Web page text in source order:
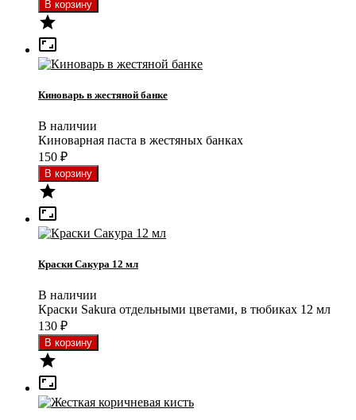


Киноварь в жестяной банке
В наличии
Киноварная паста в жестяных банках
150 ₽


Краски Сакура 12 мл
В наличии
Краски Sakura отдельными цветами, в тюбиках 12 мл
130 ₽

